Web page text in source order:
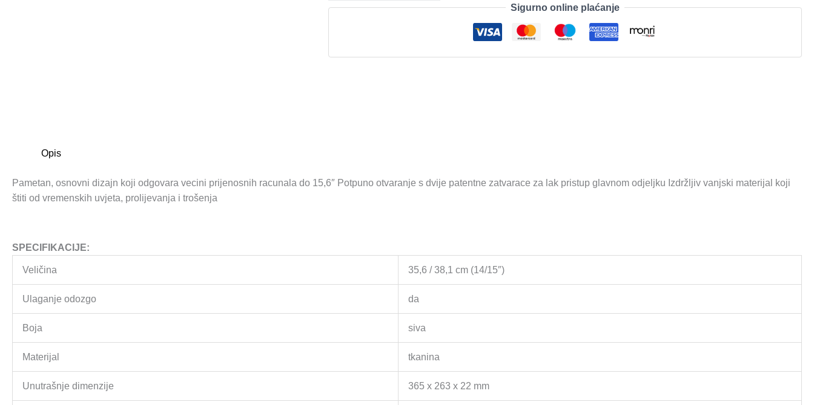
količina
Sigurno online plaćanje
Opis
Pametan, osnovni dizajn koji odgovara vecini prijenosnih racunala do 15,6″ Potpuno otvaranje s dvije patentne zatvarace za lak pristup glavnom odjeljku Izdržljiv vanjski materijal koji
štiti od vremenskih uvjeta, prolijevanja i trošenja
SPECIFIKACIJE:
Veličina 35,6 / 38,1 cm (14/15″)
Ulaganje odozgo da
Boja siva
Materijal tkanina
Unutrašnje dimenzije 365 x 263 x 22 mm